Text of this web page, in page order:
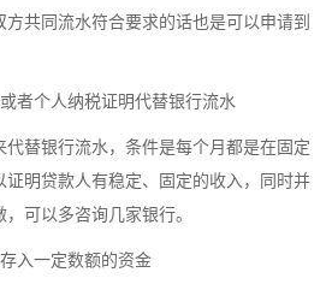
共同流水符合要求的话也是可以申请到
个人纳税证明代替银行流水
替银行流水，条件是每个月都是在固定
明贷款人有稳定、固定的收入，同时并
可以多咨询几家银行。
入一定数额的资金